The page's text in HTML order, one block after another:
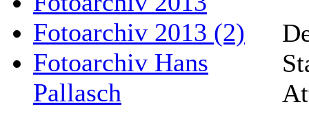
Fotoarchiv 2013 (2)
Fotoarchiv Hans
Pallasch